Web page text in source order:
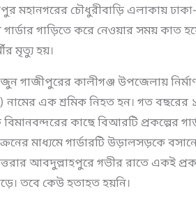
মহানগরের চৌধুরীবাড়ি এলাকায়
গার্ডার গাড়িতে করে নেওয়ার সময়
মৃত্যু হয়।
গাজীপুরের কালীগঞ্জ উপজেলায়
এক শ্রমিক নিহত হন। গত বছরের
কাছে বিআরটি প্রকল্পের
মাধ্যমে গার্ডারটি উড়ালসড়কে
আবদুল্লাহপুরে গভীর রাতে একই
তবে কেউ হতাহত হয়নি।